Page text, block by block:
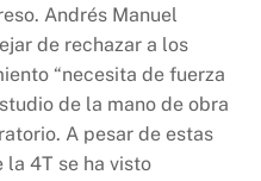
Andrés Manuel
de rechazar a los
“necesita de fuerza
de la mano de obra
A pesar de estas
4T se ha visto